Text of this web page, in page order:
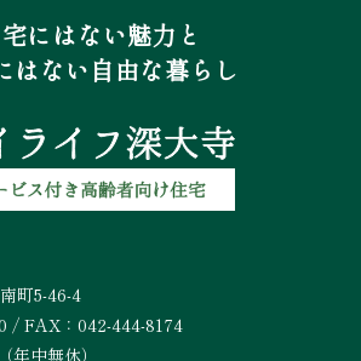
にはない魅力と
はない自由な暮らし
町5-46-4
/ FAX：042-444-8174
年中無休）